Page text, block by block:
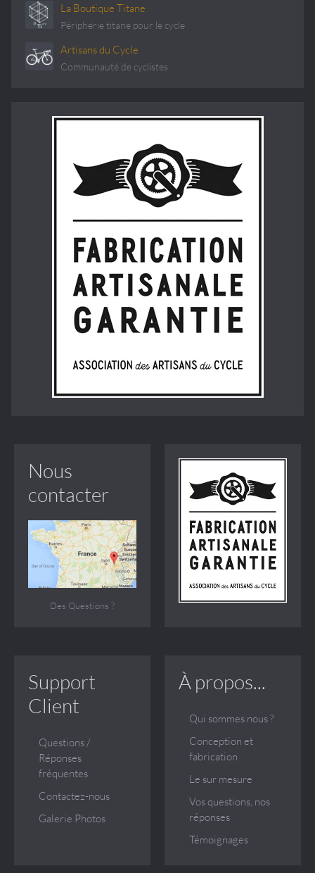
La Boutique Titane
Périphérie titane pour le cycle
Artisans du Cycle
Communauté de cyclistes
Nous
contacter
Des Questions ?
Support
Client
Questions /
Réponses
fréquentes
Contactez-nous
Galerie Photos
À propos...
Qui sommes nous ?
Conception et
fabrication
Le sur mesure
Vos questions, nos
réponses
Témoignages